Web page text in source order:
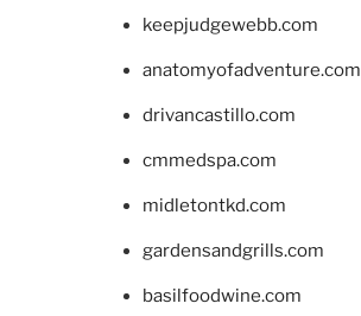
keepjudgewebb.com
anatomyofadventure.com
drivancastillo.com
cmmedspa.com
midletontkd.com
gardensandgrills.com
basilfoodwine.com